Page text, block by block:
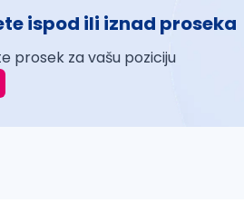
ispod ili iznad proseka
prosek za vašu poziciju